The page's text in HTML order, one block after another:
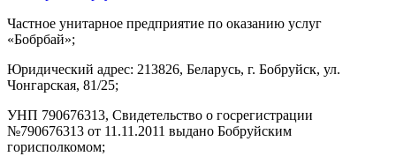
Частное унитарное предприятие по оказанию услуг
«Бобрбай»;
Юридический адрес: 213826, Беларусь, г. Бобруйск, ул.
Чонгарская, 81/25;
УНП 790676313, Свидетельство о госрегистрации
№790676313 от 11.11.2011 выдано Бобруйским
горисполкомом;